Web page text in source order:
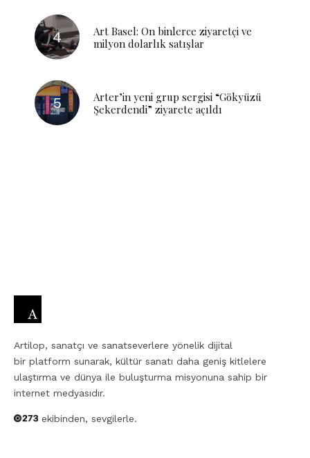
Art Basel: On binlerce ziyaretçi ve
milyon dolarlık satışlar
Arter’in yeni grup sergisi “Gökyüzü
Şekerdendi” ziyarete açıldı
Artilop, sanatçı ve sanatseverlere yönelik dijital
bir platform sunarak, kültür sanatı daha geniş kitlelere
ulaştırma ve dünya ile buluşturma misyonuna sahip bir
internet medyasıdır.
ekibinden, sevgilerle.